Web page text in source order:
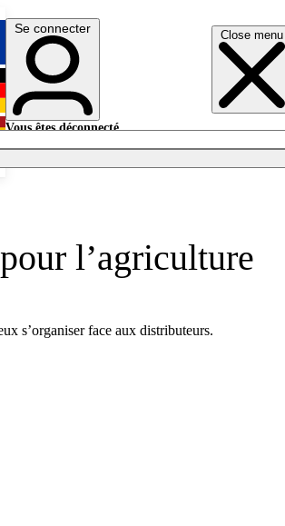
Close menu
English
Deutsch
Se connecter
Vous êtes déconnecté.
l’agriculture
s’organiser face aux distributeurs.